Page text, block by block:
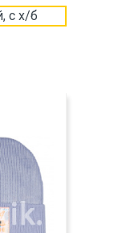
с х/б